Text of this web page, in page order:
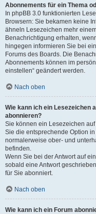
Abonnements für ein Thema
In phpBB 3.0 funktionierten
Browsern: Sie bekamen keine
ähneln Lesezeichen mehr
Benachrichtigung erhalten,
hingegen informieren Sie bei
Forums des Boards. Die
Abonnements können im
einstellen“ geändert werden.
Nach oben
Wie kann ich ein Lesezeichen
abonnieren?
Sie können ein Lesezeichen
Sie die entsprechende Option
normalerweise ober- und
befinden.
Wenn Sie bei der Antwort auf
sobald eine Antwort
für Sie abonniert.
Nach oben
Wie kann ich ein Forum